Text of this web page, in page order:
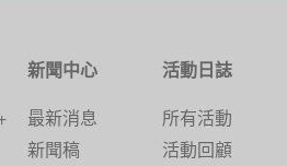
新聞中心
最新消息
新聞稿
活動日誌
所有活動
活動回顧